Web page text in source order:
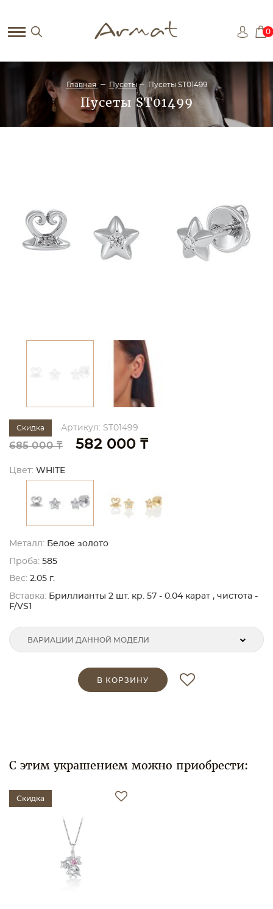
0
Главная Пусеты Пусеты ST01499
Пусеты ST01499
Скидка Артикул: ST01499
685 000 ₸ 582 000 ₸
Цвет: WHITE
Металл: Белое золото
Проба: 585
Вес: 2.05 г.
Вставка: Бриллианты 2 шт. кр. 57 - 0.04 карат , чистота -
F/VS1
ВАРИАЦИИ ДАННОЙ МОДЕЛИ
В КОРЗИНУ
С этим украшением можно приобрести:
Скидка